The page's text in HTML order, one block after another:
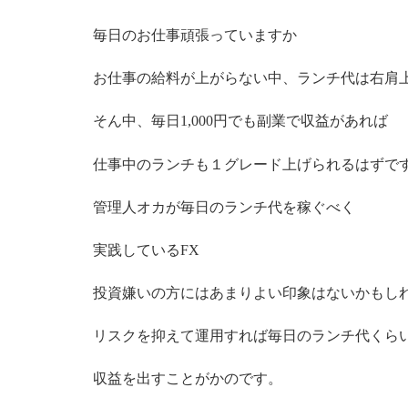
毎日のお仕事頑張っていますか
お仕事の給料が上がらない中、ランチ代は右肩
そん中、毎日1,000円でも副業で収益があれば
仕事中のランチも１グレード上げられるはずで
管理人オカが毎日のランチ代を稼ぐべく
実践しているFX
投資嫌いの方にはあまりよい印象はないかもし
リスクを抑えて運用すれば毎日のランチ代くら
収益を出すことがかのです。